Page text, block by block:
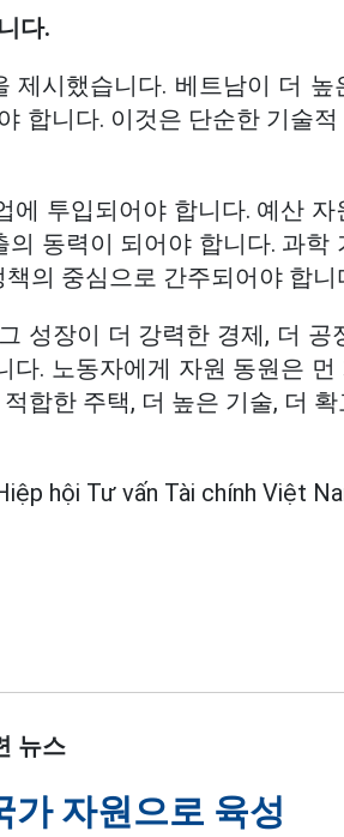
다.
시했습니다. 베트남이 더 높
합니다. 이것은 단순한 기술
투입되어야 합니다. 예산
동력이 되어야 합니다. 과학
의 중심으로 간주되어야 합니
성장이 더 강력한 경제, 더 공
. 노동자에게 자원 동원은 먼
합한 주택, 더 높은 기술, 더
hội Tư vấn Tài chính Việt
뉴스
가 자원으로 육성